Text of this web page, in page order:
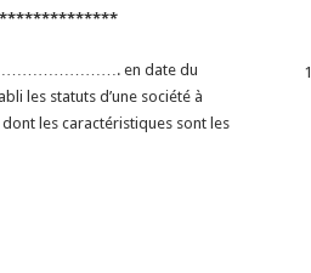
à ……………………. en date du
statuts d’une société à
caractéristiques sont les